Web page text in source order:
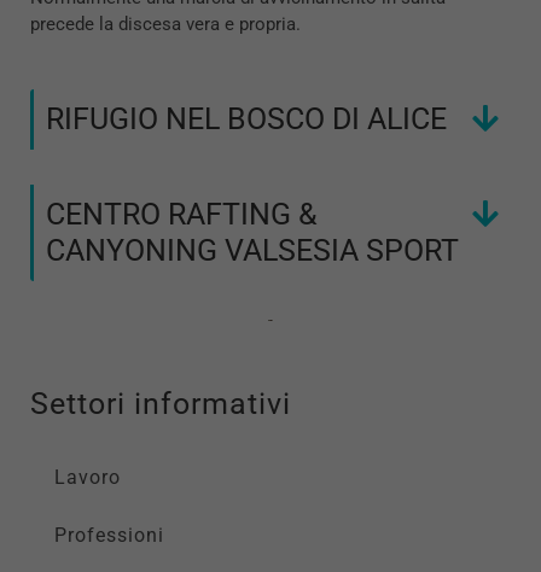
precede la discesa vera e propria.
RIFUGIO NEL BOSCO DI ALICE
CENTRO RAFTING &
CANYONING VALSESIA SPORT
Settori informativi
Lavoro
Professioni